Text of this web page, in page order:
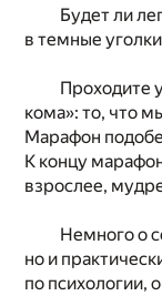
Будет ли
в темные
Проходите
кома»: то, что
Марафон
К концу
взрослее,
Немного о
но и
по психологии,